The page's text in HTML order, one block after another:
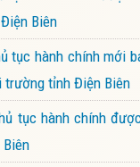
Biên
tục hành chính
trường tỉnh Điện Biên
tục hành chính